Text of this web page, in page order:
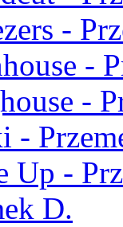
-
-
-
-
Up -
D.